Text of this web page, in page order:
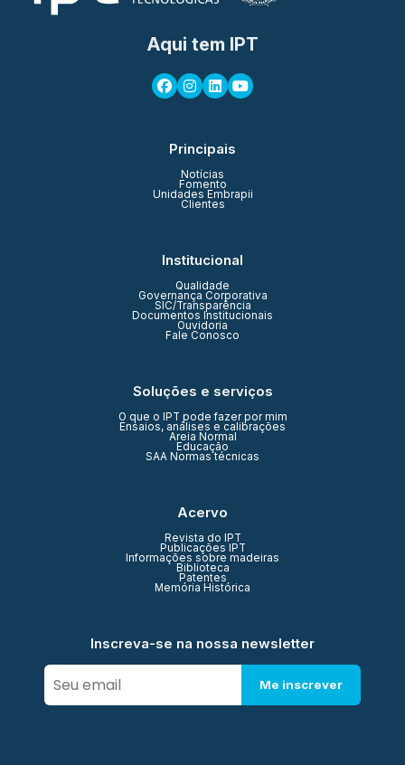
Aqui tem IPT
Principais
Notícias
Fomento
Unidades Embrapii
Clientes
Institucional
Qualidade
Governança Corporativa
SIC/Transparência
Documentos Institucionais
Ouvidoria
Fale Conosco
Soluções e serviços
O que o IPT pode fazer por mim
Ensaios, análises e calibrações
Areia Normal
Educação
SAA Normas técnicas
Acervo
Revista do IPT
Publicações IPT
Informações sobre madeiras
Biblioteca
Patentes
Memória Histórica
Inscreva-se na nossa newsletter
Me inscrever